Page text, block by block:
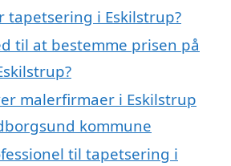
tapetsering i Eskilstrup?
til at bestemme prisen på
malerfirmaer i Eskilstrup
kommune
til tapetsering i